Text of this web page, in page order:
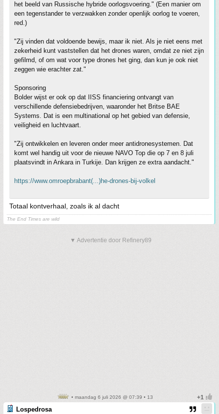
het beeld van Russische hybride oorlogsvoering." (Een manier om
een tegenstander te verzwakken zonder openlijk oorlog te voeren,
red.)
"Zij vinden dat voldoende bewijs, maar ik niet. Als je niet eens met
zekerheid kunt vaststellen dat het drones waren, omdat ze niet zijn
gefilmd, of om wat voor type drones het ging, dan kun je ook niet
zeggen wie erachter zat."
Sponsoring
Bolder wijst er ook op dat IISS financiering ontvangt van
verschillende defensiebedrijven, waaronder het Britse BAE
Systems. Dat is een multinational op het gebied van defensie,
veiligheid en luchtvaart.
"Zij ontwikkelen en leveren onder meer antidrone­systemen. Dat
komt wel handig uit voor de nieuwe NAVO Top die op 7 en 8 juli
plaatsvindt in Ankara in Turkije. Dan krijgen ze extra aandacht."
https://www.omroepbrabant(...)he-drones-bij-volkel
Totaal kontverhaal, zoals ik al dacht
The End Times are wild
▼ Advertentie door Refinery89
• maandag 6 juli 2026 @ 07:39 • 13
Lospedrosa